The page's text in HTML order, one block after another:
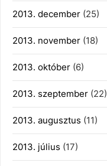
2013. december (25)
2013. november (18)
2013. október (6)
2013. szeptember (22)
2013. augusztus (11)
2013. július (17)